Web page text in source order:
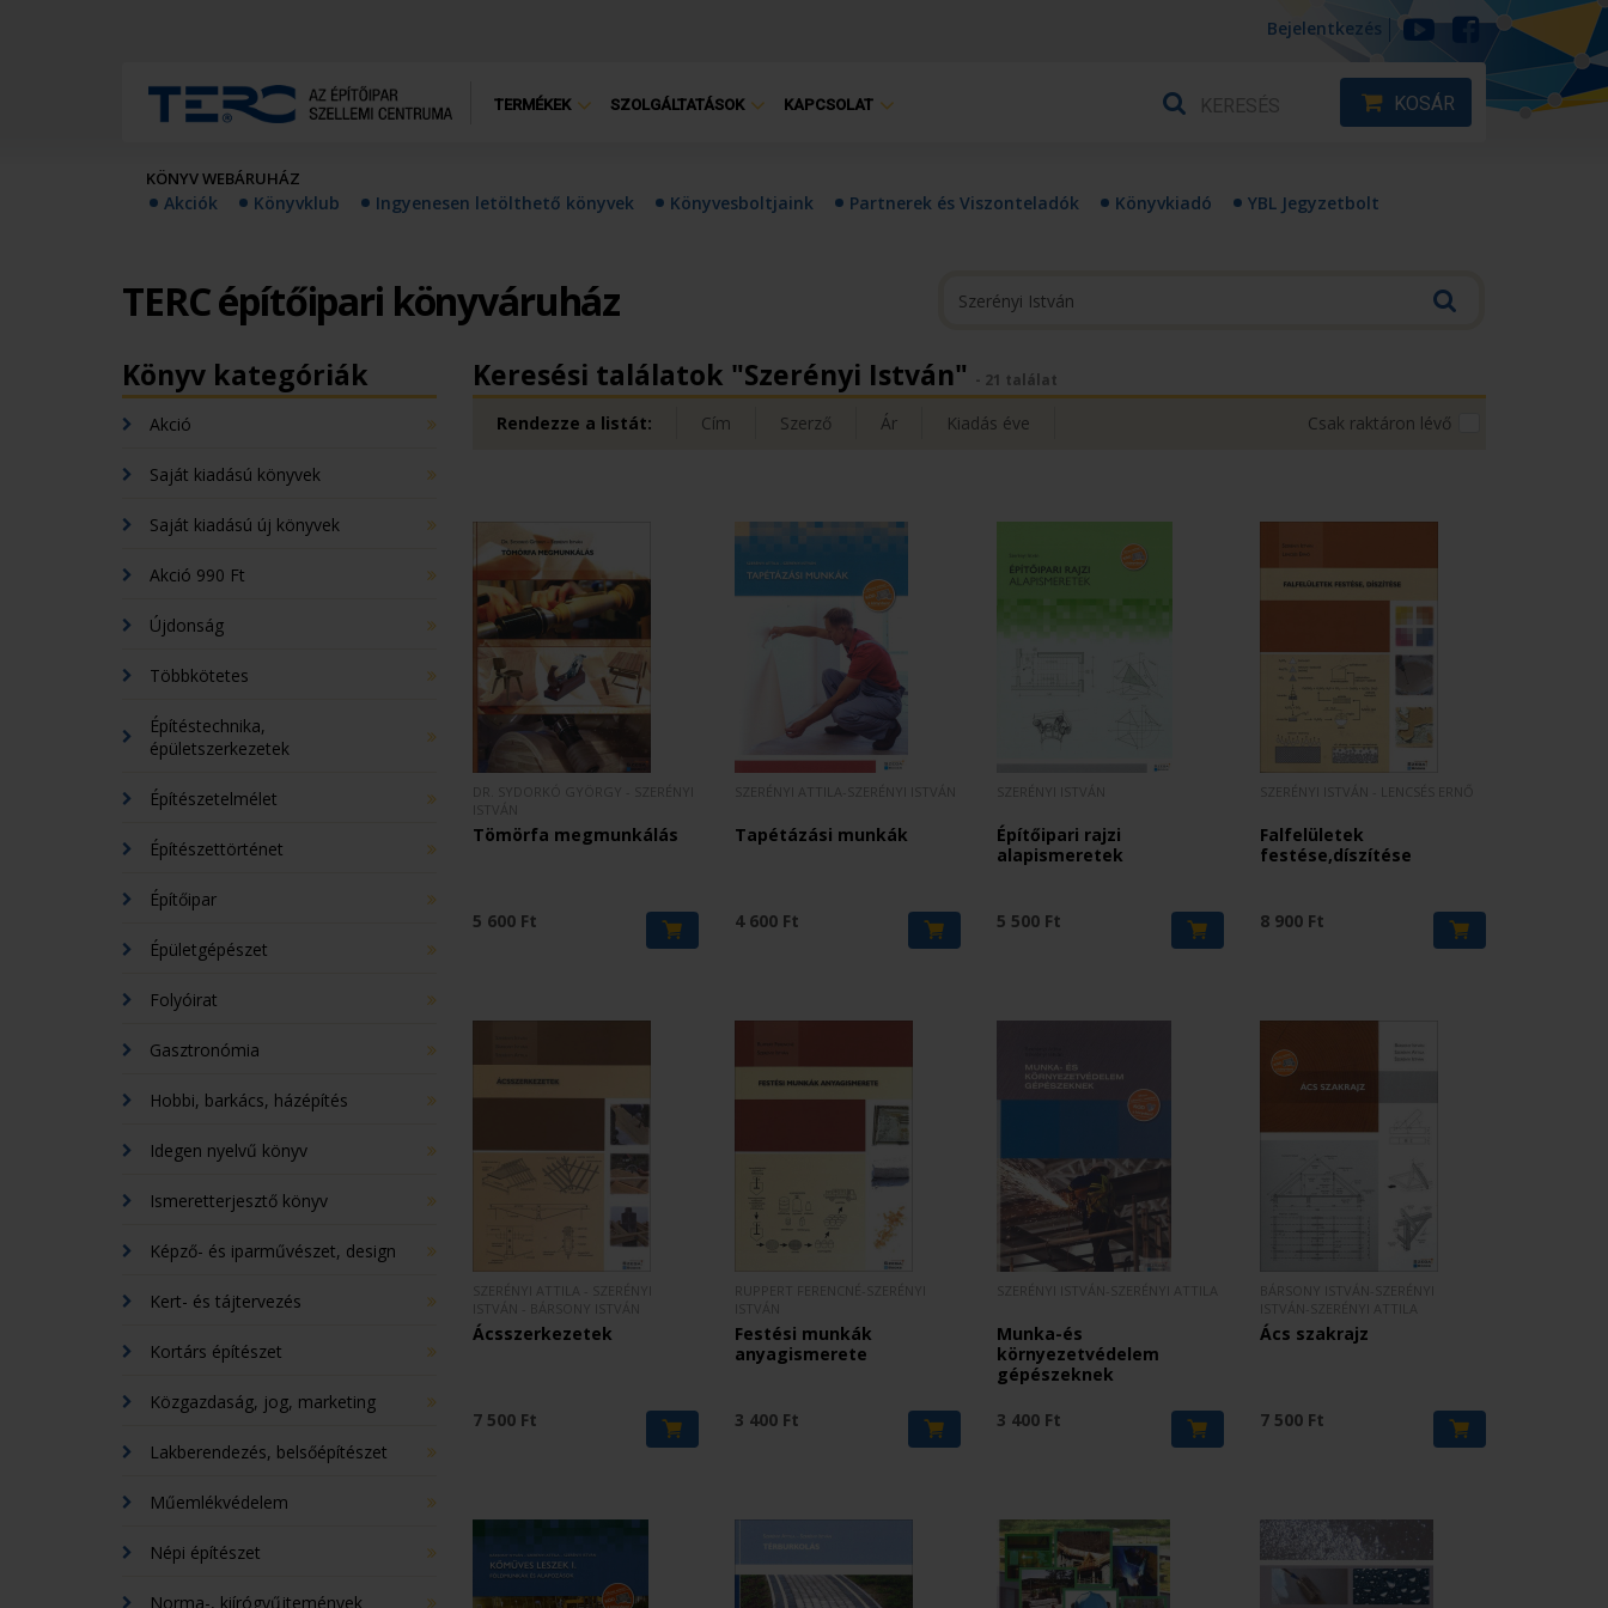
Bejelentkezés
TERMÉKEK SZOLGÁLTATÁSOK KAPCSOLAT KOSÁR
KÖNYV WEBÁRUHÁZ
Akciók Könyvklub Ingyenesen letölthető könyvek Könyvesboltjaink Partnerek és Viszonteladók Könyvkiadó YBL Jegyzetbolt
TERC építőipari könyváruház
Könyv kategóriák
Akció
Saját kiadású könyvek
Saját kiadású új könyvek
Akció 990 Ft
Újdonság
Többkötetes
Építéstechnika,
épületszerkezetek
Építészetelmélet
Építészettörténet
Építőipar
Épületgépészet
Folyóirat
Gasztronómia
Hobbi, barkács, házépítés
Idegen nyelvű könyv
Ismeretterjesztő könyv
Képző- és iparművészet, design
Kert- és tájtervezés
Kortárs építészet
Közgazdaság, jog, marketing
Lakberendezés, belsőépítészet
Műemlékvédelem
Népi építészet
Norma-, kiírógyűjtemények
Keresési találatok "Szerényi István" - 21 találat
Rendezze a listát: Cím Szerző Ár Kiadás éve Csak raktáron lévő
Tömörfa megmunkálás
5 600 Ft
Tapétázási munkák
4 600 Ft
Építőipari rajzi
alapismeretek
5 500 Ft
Falfelületek
festése,díszítése
8 900 Ft
Ácsszerkezetek
7 500 Ft
Festési munkák
anyagismerete
3 400 Ft
Munka-és
környezetvédelem
gépészeknek
3 400 Ft
Ács szakrajz
7 500 Ft